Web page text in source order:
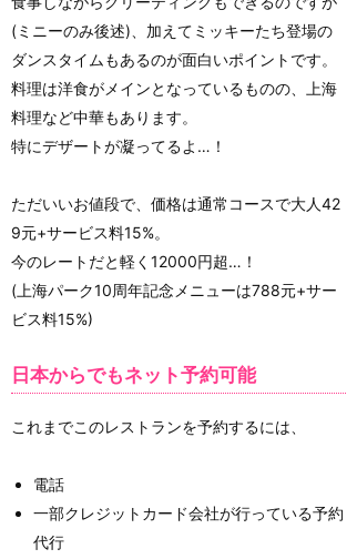
(ミニーのみ後述)、加えてミッキーたち登場の
ダンスタイムもあるのが面白いポイントです。
料理は洋食がメインとなっているものの、上海
料理など中華もあります。
特にデザートが凝ってるよ…！
ただいいお値段で、価格は通常コースで大人42
9元+サービス料15%。
今のレートだと軽く12000円超…！
(上海パーク10周年記念メニューは788元+サー
ビス料15%)
日本からでもネット予約可能
これまでこのレストランを予約するには、
電話
一部クレジットカード会社が行っている予約
代行